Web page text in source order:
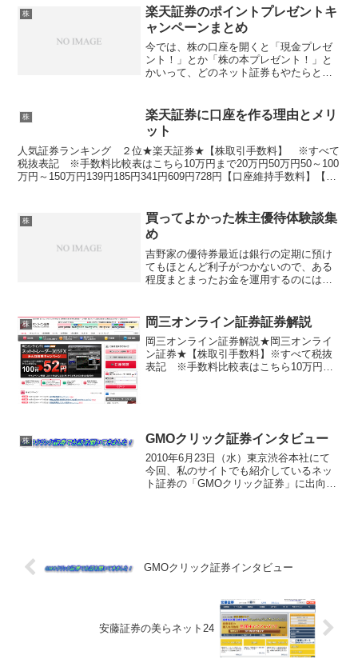
ただ、実際に足を運んでいろんな話を聞
いてみないとわからな...
株
楽天証券のポイントプレゼントキ
ャンペーンまとめ
今では、株の口座を開くと「現金プレゼ
ント！」とか「株の本プレゼント！」と
かいって、どのネット証券もやたらとキ
ット証券が一番大盤振る舞いしてるかと
いうと、楽天証券です。た...
株
楽天証券に口座を作る理由とメリ
ット
人気証券ランキング ２位★楽天証券★【株取引手数料】 ※すべて
税抜表記 ※手数料比較表はこちら10万円まで20万円50万円50～100
万円～150万円139円185円341円609円728円【口座維持手数料】【ス
株
買ってよかった株主優待体験談集
め
吉野家の優待券最近は銀行の定期に預け
てもほとんど利子がつかないので、ある
程度まとまったお金を運用するのには株
ってどこにでもあるし、大手のチェーン
店だから安心して運用出来...
株 岡三オンライン証券証券解説
岡三オンライン証券解説★岡三オンライ
ン証券★【株取引手数料】※すべて税抜
表記 ※手数料比較表はこちら10万円ま
株 GMOクリック証券インタビュー
2010年6月23日（水）東京渋谷本社にて
今回、私のサイトでも紹介しているネッ
ト証券の「GMOクリック証券」に出向い
GMOクリック証券インタビュー
安藤証券の美らネット24